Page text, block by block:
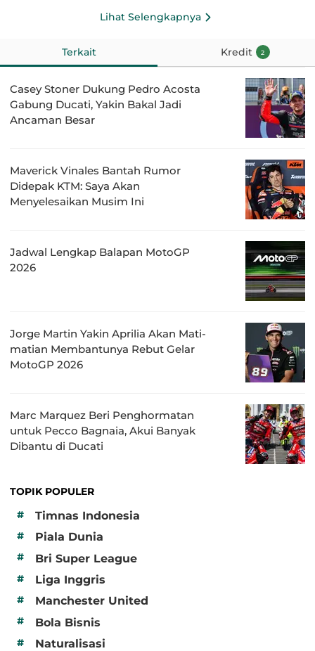
Lihat Selengkapnya
Terkait Kredit 2
Casey Stoner Dukung Pedro Acosta
Gabung Ducati, Yakin Bakal Jadi
Ancaman Besar
Maverick Vinales Bantah Rumor
Didepak KTM: Saya Akan
Menyelesaikan Musim Ini
Jadwal Lengkap Balapan MotoGP
2026
Jorge Martin Yakin Aprilia Akan Mati-
matian Membantunya Rebut Gelar
MotoGP 2026
Marc Marquez Beri Penghormatan
untuk Pecco Bagnaia, Akui Banyak
Dibantu di Ducati
TOPIK POPULER
#
Timnas Indonesia
# Piala Dunia
# Bri Super League
# Liga Inggris
# Manchester United
# Bola Bisnis
# Naturalisasi